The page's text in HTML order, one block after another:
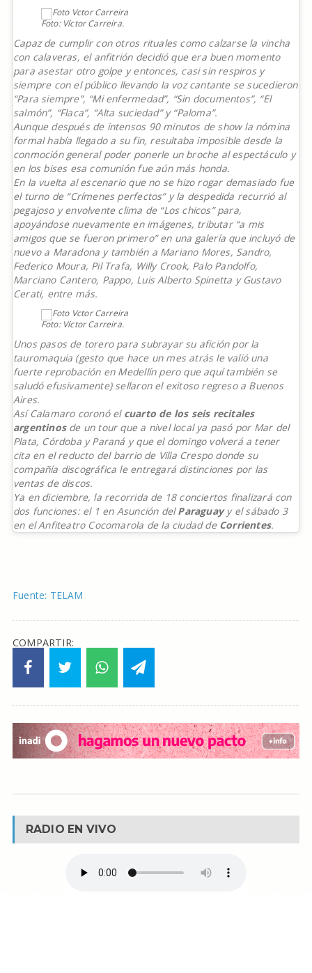
Foto: Víctor Carreira.
Capaz de cumplir con otros rituales como calzarse la vincha
con calaveras, el anfitrión decidió que era buen momento
para asestar otro golpe y entonces, casi sin respiros y
siempre con el público llevando la voz cantante se sucedieron
“Para siempre”, “Mi enfermedad”, “Sin documentos”, “El
salmón”, “Flaca”, “Alta suciedad” y “Paloma”.
Aunque después de intensos 90 minutos de show la nómina
formal había llegado a su fin, resultaba imposible desde la
conmoción general poder ponerle un broche al espectáculo y
en los bises esa comunión fue aún más honda.
En la vuelta al escenario que no se hizo rogar demasiado fue
el turno de “Crímenes perfectos” y la despedida recurrió al
pegajoso y envolvente clima de “Los chicos” para,
apoyándose nuevamente en imágenes, tributar “a mis
amigos que se fueron primero” en una galería que incluyó de
nuevo a Maradona y también a Mariano Mores, Sandro,
Federico Moura, Pil Trafa, Willy Crook, Palo Pandolfo,
Marciano Cantero, Pappo, Luis Alberto Spinetta y Gustavo
Cerati, entre más.
Foto: Víctor Carreira.
Unos pasos de torero para subrayar su afición por la
tauromaquia (gesto que hace un mes atrás le valió una
fuerte reprobación en Medellín pero que aquí también se
saludó efusivamente) sellaron el exitoso regreso a Buenos
Aires.
Así Calamaro coronó el cuarto de los seis recitales
argentinosde un tour que a nivel local ya pasó por Mar del
Plata, Córdoba y Paraná y que el domingo volverá a tener
cita en el reducto del barrio de Villa Crespo donde su
compañía discográfica le entregará distinciones por las
ventas de discos.
Ya en diciembre, la recorrida de 18 conciertos finalizará con
dos funciones: el 1 en Asunción delParaguayy el sábado 3
en el Anfiteatro Cocomarola de la ciudad de Corrientes.
Fuente: TELAM
COMPARTIR:
RADIO EN VIVO